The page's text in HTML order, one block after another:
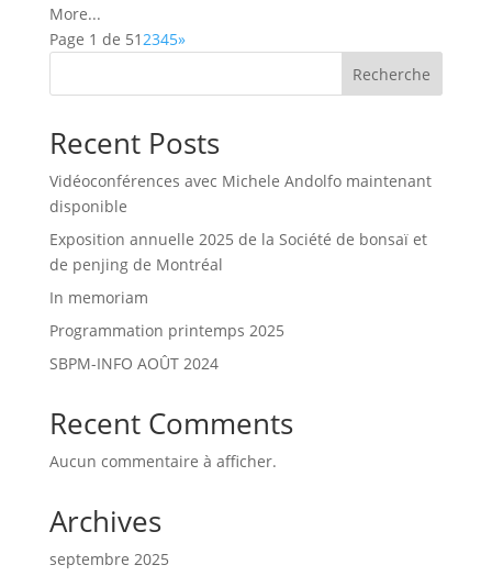
More...
Page 1 de 512345»
Recherche
Recent Posts
Vidéoconférences avec Michele Andolfo maintenant
disponible
Exposition annuelle 2025 de la Société de bonsaï et
de penjing de Montréal
In memoriam
Programmation printemps 2025
SBPM-INFO AOÛT 2024
Recent Comments
Aucun commentaire à afficher.
Archives
septembre 2025